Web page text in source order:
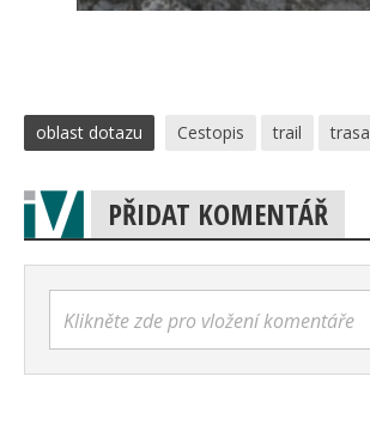
oblast dotazu Cestopis trail trasa
PŘIDAT KOMENTÁŘ
Klikněte zde pro vložení komentáře